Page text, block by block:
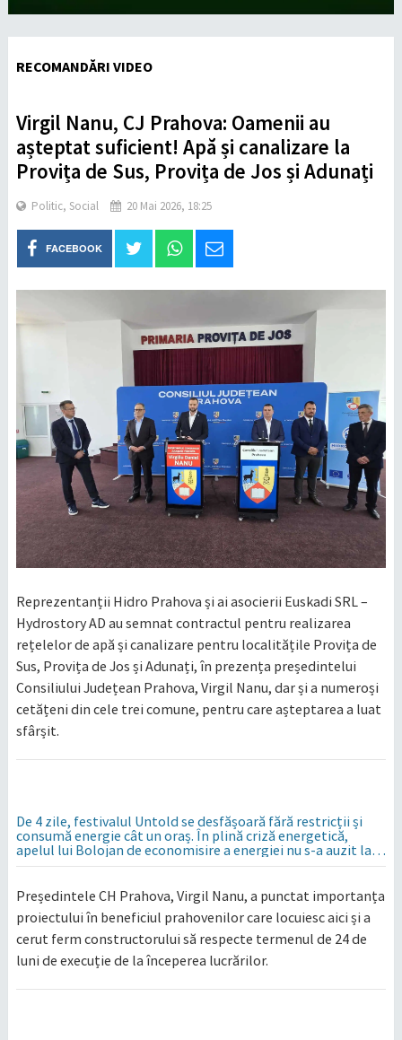
RECOMANDĂRI VIDEO
Virgil Nanu, CJ Prahova: Oamenii au
așteptat suficient! Apă și canalizare la
Provița de Sus, Provița de Jos și Adunați
Politic, Social 20 Mai 2026, 18:25
FACEBOOK
Reprezentanții Hidro Prahova și ai asocierii Euskadi SRL –
Hydrostory AD au semnat contractul pentru realizarea
rețelelor de apă și canalizare pentru localitățile Provița de
Sus, Provița de Jos și Adunați, în prezența președintelui
Consiliului Județean Prahova, Virgil Nanu, dar și a numeroși
cetățeni din cele trei comune, pentru care așteptarea a luat
sfârșit.
De 4 zile, festivalul Untold se desfășoară fără restricții și
consumă energie cât un oraș. În plină criză energetică,
apelul lui Bolojan de economisire a energiei nu s-a auzit la
Cluj, în orașul condus de colegul de partid, Emil Boc
Președintele CH Prahova, Virgil Nanu, a punctat importanța
proiectului în beneficiul prahovenilor care locuiesc aici și a
cerut ferm constructorului să respecte termenul de 24 de
luni de execuție de la începerea lucrărilor.